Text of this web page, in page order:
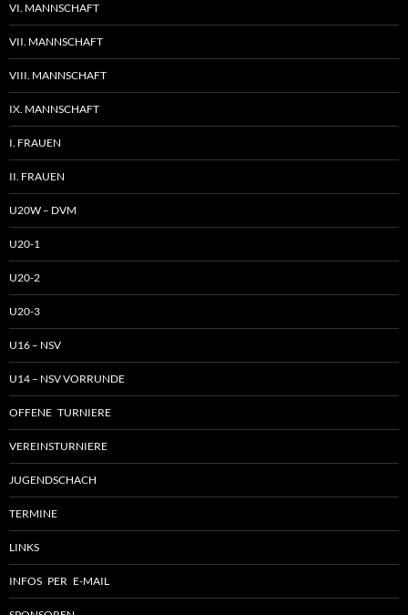
VI. MANNSCHAFT
VII. MANNSCHAFT
VIII. MANNSCHAFT
IX. MANNSCHAFT
I. FRAUEN
II. FRAUEN
U20W – DVM
U20-1
U20-2
U20-3
U16 – NSV
U14 – NSV VORRUNDE
OFFENE TURNIERE
VEREINSTURNIERE
JUGENDSCHACH
TERMINE
LINKS
INFOS PER E-MAIL